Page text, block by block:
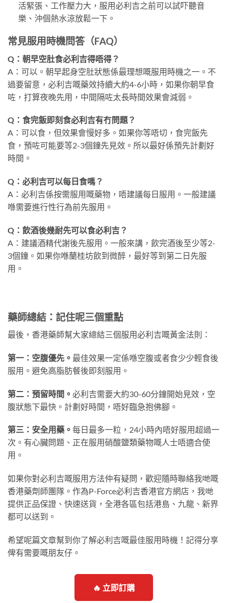
活緊張、工作壓力大，服用必利吉之前可以試吓聽音
樂、沖個熱水涼放鬆一下。
常見服用時機問答（FAQ）
Q：朝早空肚食必利吉得唔得？
A：可以。朝早起身空肚狀態係最理想嘅服用時機之一。不
過要留意，必利吉嘅藥效持續大約4-6小時，如果你朝早食
咗，打算夜晚先用，中間隔咗太長時間效果會減弱。
Q：食完飯即刻食必利吉有冇問題？
A：可以食，但效果會慢好多。如果你等唔切，食完飯先
食，預咗可能要等2-3個鐘先見效。所以最好係預先計劃好
時間。
Q：必利吉可以每日食嗎？
A：必利吉係按需服用嘅藥物，唔建議每日服用。一般建議
喺需要進行性行為前先服用。
Q：飲酒後幾耐先可以食必利吉？
A：建議酒精代謝後先服用。一般來講，飲完酒後至少等2-
3個鐘。如果你喺蘭桂坊飲到微醉，最好等到第二日先服
用。
藥師總結：記住呢三個重點
最後，香港藥師幫大家總結三個服用必利吉嘅黃金法則：
第一：空腹優先。 最佳效果一定係喺空腹或者食少少輕食後
服用。避免高脂肪餐後即刻服用。
第二：預留時間。 必利吉需要大約30-60分鐘開始見效，空
腹狀態下最快。計劃好時間，唔好臨急抱佛腳。
第三：安全用藥。 每日最多一粒，24小時內唔好服用超過一
次。有心臟問題、正在服用硝酸鹽類藥物嘅人士唔適合使
用。
如果你對必利吉嘅服用方法仲有疑問，歡迎隨時聯絡我哋嘅
香港藥劑師團隊。作為P-Force必利吉香港官方網店，我哋
提供正品保證、快速送貨，全港各區包括港島、九龍、新界
都可以送到。
希望呢篇文章幫到你了解必利吉嘅最佳服用時機！記得分享
俾有需要嘅朋友仔。
🔥 立即訂購